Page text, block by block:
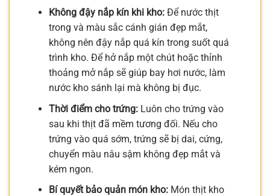
Không đậy nắp kín khi kho:Để nước thịt
trong và màu sắc cánh gián đẹp mắt,
không nên đậy nắp quá kín trong suốt quá
trình kho. Để hở nắp một chút hoặc thỉnh
thoảng mở nắp sẽ giúp bay hơi nước, làm
nước kho sánh lại mà không bị đục.
Thời điểm cho trứng:Luôn cho trứng vào
sau khi thịt đã mềm tương đối. Nếu cho
trứng vào quá sớm, trứng sẽ bị dai, cứng,
chuyển màu nâu sậm không đẹp mắt và
kém ngon.
Bí quyết bảo quản món kho:Món thịt kho